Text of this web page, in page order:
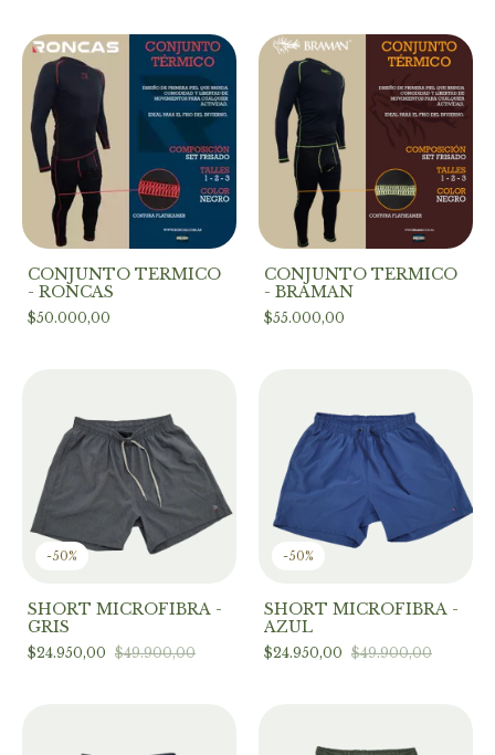
CONJUNTO TERMICO
- RONCAS
$50.000,00
CONJUNTO TERMICO
- BRAMAN
$55.000,00
-50%
SHORT MICROFIBRA -
GRIS
$24.950,00 $49.900,00
-50%
SHORT MICROFIBRA -
AZUL
$24.950,00 $49.900,00